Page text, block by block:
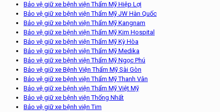
Bảo vệ giữ xe bệnh viện Thẩm Mỹ Hiệp Lợi
Bảo vệ giữ xe bệnh viện Thẩm Mỹ JW Hàn Quốc
Bảo vệ giữ xe bệnh viện Thẩm Mỹ Kangnam
Bảo vệ giữ xe bệnh viện Thẩm Mỹ Kim Hospital
Bảo vệ giữ xe bệnh viện Thẩm Mỹ Kỳ Hòa
Bảo vệ giữ xe bệnh viện Thẩm Mỹ Medika
Bảo vệ giữ xe bệnh viện Thẩm Mỹ Ngọc Phú
Bảo vệ giữ xe Bệnh Viện Thẩm Mỹ Sài Gòn
Bảo vệ giữ xe bệnh viện Thẩm Mỹ Thanh Vân
Bảo vệ giữ xe bệnh viện Thẩm Mỹ Việt Mỹ
Bảo vệ giữ xe bệnh viện Thống Nhất
Bảo vệ giữ xe bệnh viện Tim